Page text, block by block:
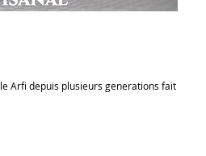
Arfi depuis plusieurs generations fait